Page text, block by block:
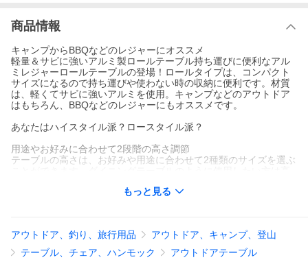
商品情報
キャンプからBBQなどのレジャーにオススメ
軽量＆サビに強いアルミ製ロールテーブル持ち運びに便利なアル
ミレジャーロールテーブルの登場！ロールタイプは、コンパクト
サイズになるので持ち運びや使わない時の収納に便利です。材質
は、軽くてサビに強いアルミを使用。キャンプなどのアウトドア
はもちろん、BBQなどのレジャーにもオススメです。
あなたはハイスタイル派？ロースタイル派？
用途やお好みに合わせて2段階の高さ調節
テーブルの高さは、お好みや用途に合わせて2種類のサイズを選ぶ
[店舗管理用] ys-a08590 a13395 爆買
もっと見る
アウトドア、釣り、旅行用品
アウトドア、キャンプ、登山
テーブル、チェア、ハンモック
アウトドアテーブル